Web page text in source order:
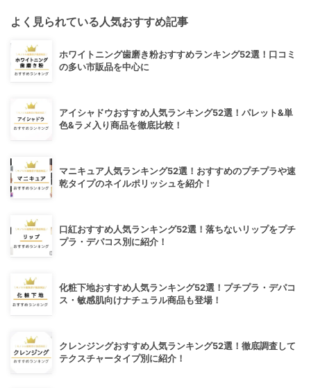
よく見られている人気おすすめ記事
ホワイトニング歯磨き粉おすすめランキング52選！口コミ
の多い市販品を中心に
アイシャドウおすすめ人気ランキング52選！パレット&単
色&ラメ入り商品を徹底比較！
マニキュア人気ランキング52選！おすすめのプチプラや速
乾タイプのネイルポリッシュを紹介！
口紅おすすめ人気ランキング52選！落ちないリップをプチ
プラ・デパコス別に紹介！
化粧下地おすすめ人気ランキング52選！プチプラ・デパコ
ス・敏感肌向けナチュラル商品も登場！
クレンジングおすすめ人気ランキング52選！徹底調査して
テクスチャータイプ別に紹介！